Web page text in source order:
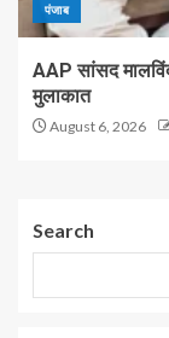
पंजाब
AAP सांसद
मुलाकात
August 6, 2026
Search